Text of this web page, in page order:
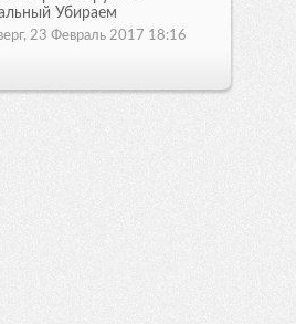
Убираем
23 Февраль 2017 18:16